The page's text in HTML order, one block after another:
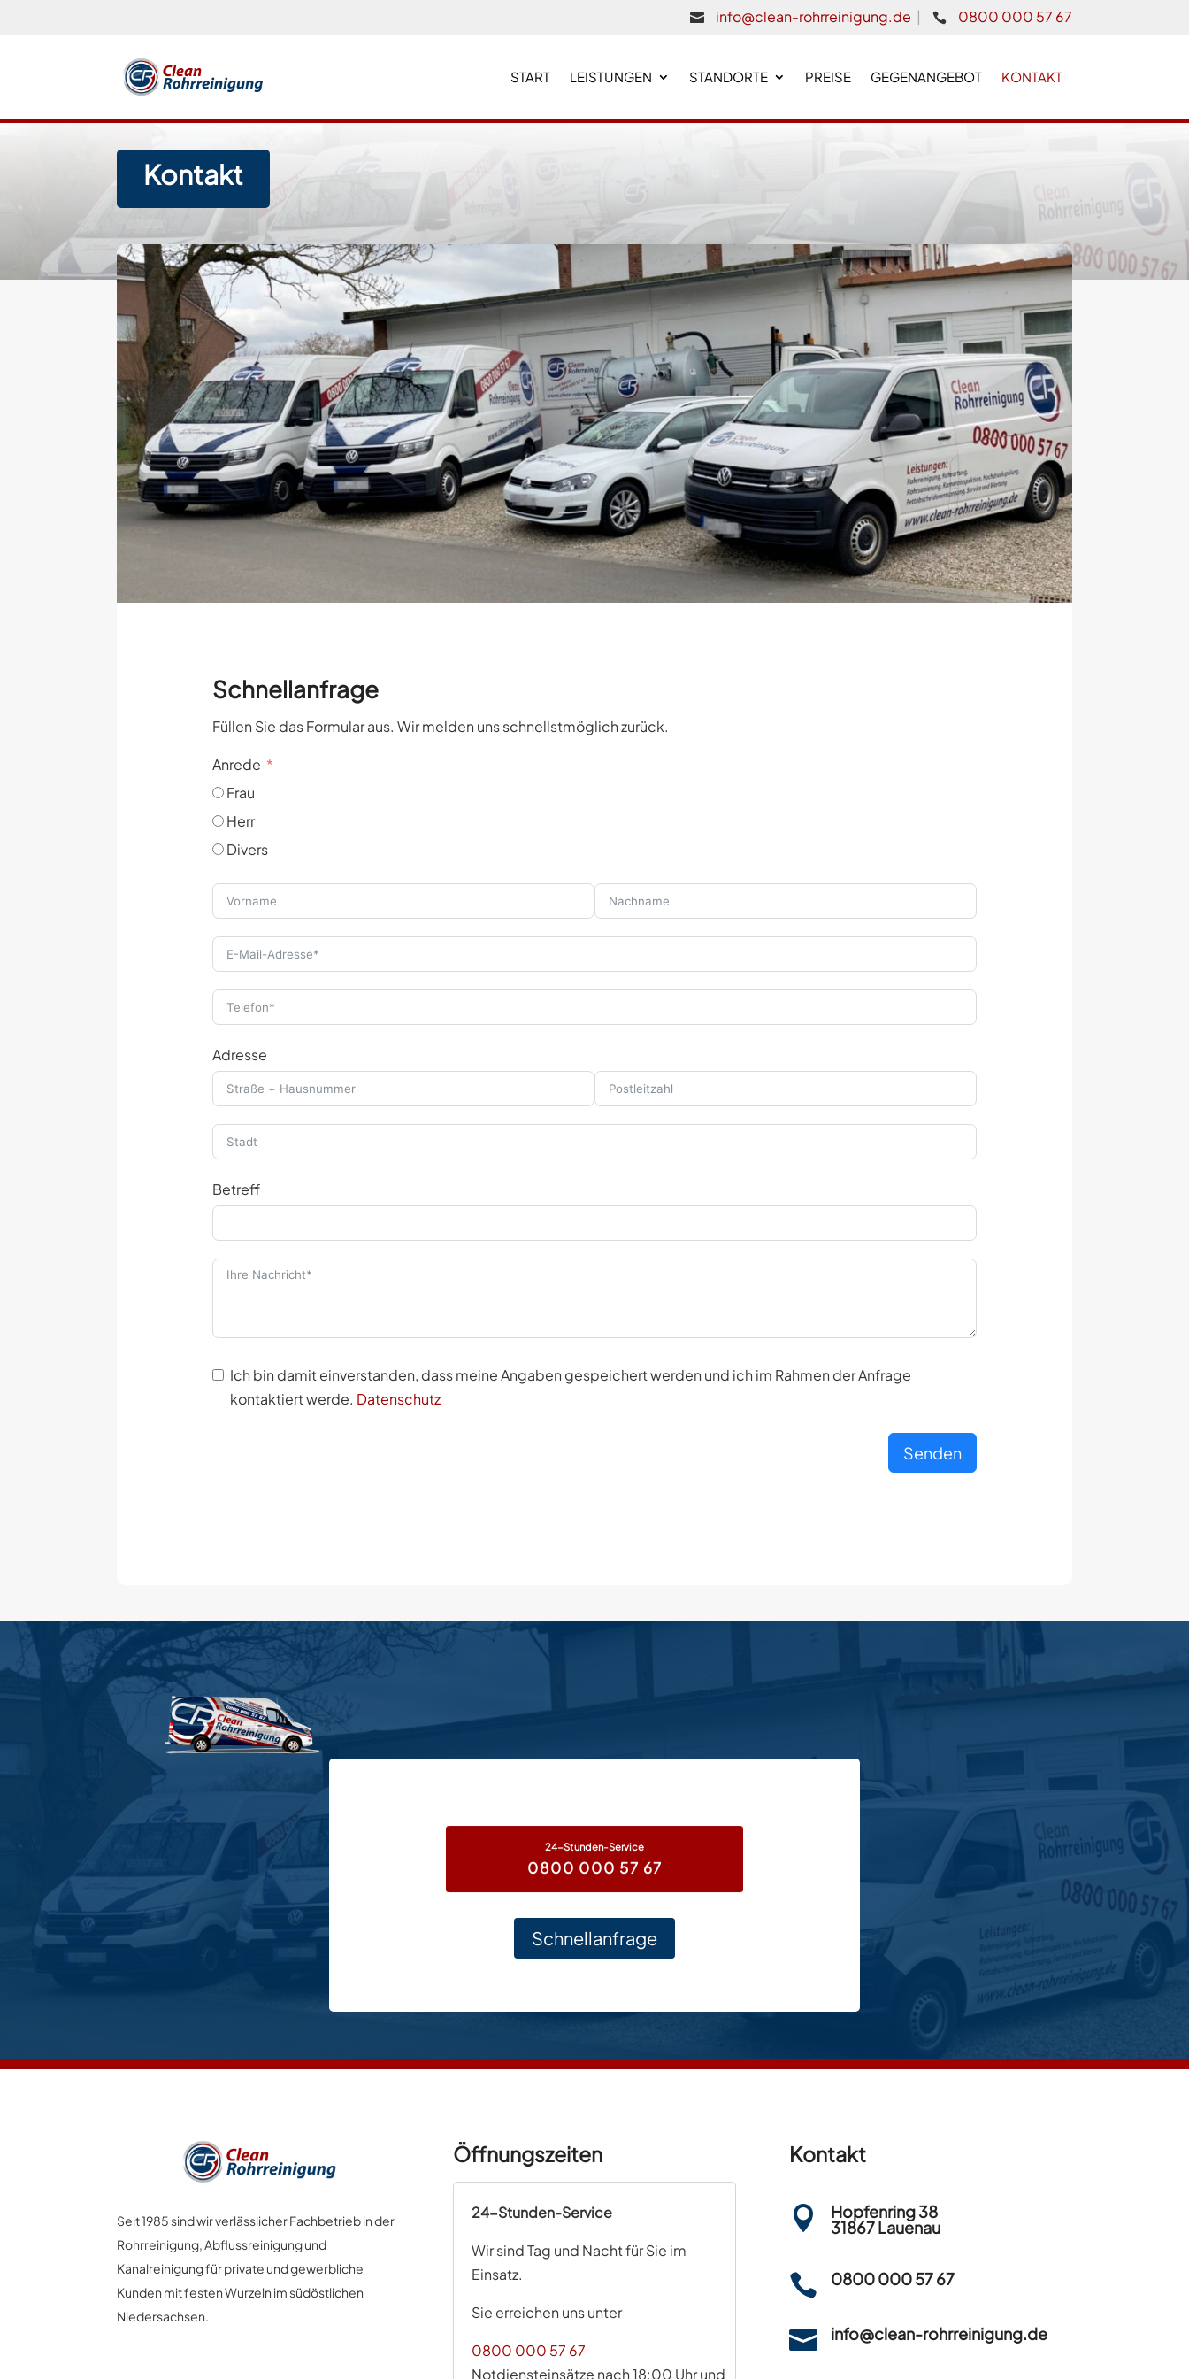
 info@clean-rohrreinigung.de |  0800 000 57 67
START LEISTUNGEN STANDORTE PREISE GEGENANGEBOT KONTAKT
Kontakt
Schnellanfrage
Füllen Sie das Formular aus. Wir melden uns schnellstmöglich zurück.
Anrede
Frau
Herr
Divers
Adresse
Betreff
Ich bin damit einverstanden, dass meine Angaben gespeichert werden und ich im Rahmen der Anfrage
kontaktiert werde. Datenschutz
Senden
24-Stunden-Service
0800 000 57 67
Schnellanfrage
Seit 1985 sind wir verlässlicher Fachbetrieb in der
Rohrreinigung, Abflussreinigung und
Kanalreinigung für private und gewerbliche
Kunden mit festen Wurzeln im südöstlichen
Niedersachsen.
Öffnungszeiten
24-Stunden-Service
Wir sind Tag und Nacht für Sie im
Einsatz.
Sie erreichen uns unter
0800 000 57 67
Notdiensteinsätze nach 18:00 Uhr und
Kontakt
 Hopfenring 38
31867 Lauenau
 0800 000 57 67
 info@clean-rohrreinigung.de